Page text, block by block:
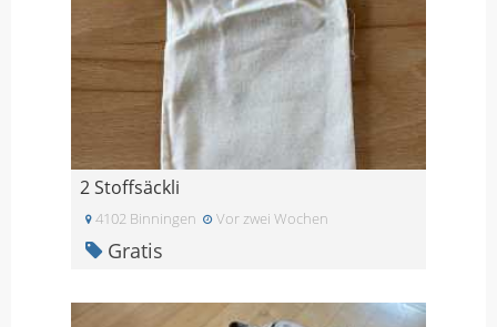
2 Stoffsäckli
4102 Binningen Vor zwei Wochen
Gratis